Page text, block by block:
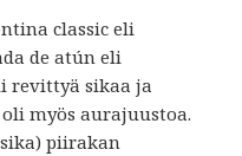
classic eli
de atún eli
revittyä sikaa ja
myös aurajuustoa.
piirakan